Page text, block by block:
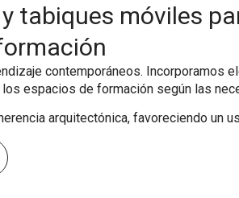
tabiques móviles
contemporáneos. Incorporamos
los espacios de formación según las
arquitectónica, favoreciendo